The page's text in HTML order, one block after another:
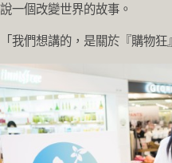
說一個改變世界的故事。
「我們想講的，是關於『購物